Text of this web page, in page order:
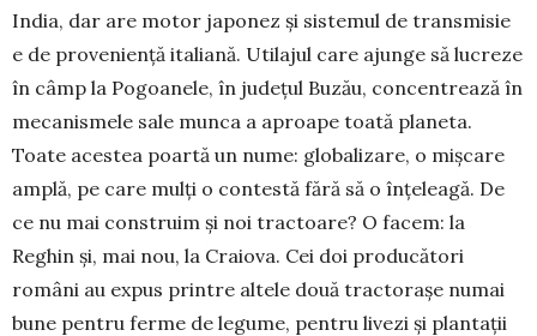
India, dar are motor japonez și sistemul de transmisie
e de proveniență italiană. Utilajul care ajunge să lucreze
în câmp la Pogoanele, în județul Buzău, concentrează în
mecanismele sale munca a aproape toată planeta.
Toate acestea poartă un nume: globalizare, o mișcare
amplă, pe care mulți o contestă fără să o înțeleagă. De
ce nu mai construim și noi tractoare? O facem: la
Reghin și, mai nou, la Craiova. Cei doi producători
români au expus printre altele două tractorașe numai
bune pentru ferme de legume, pentru livezi și plantații